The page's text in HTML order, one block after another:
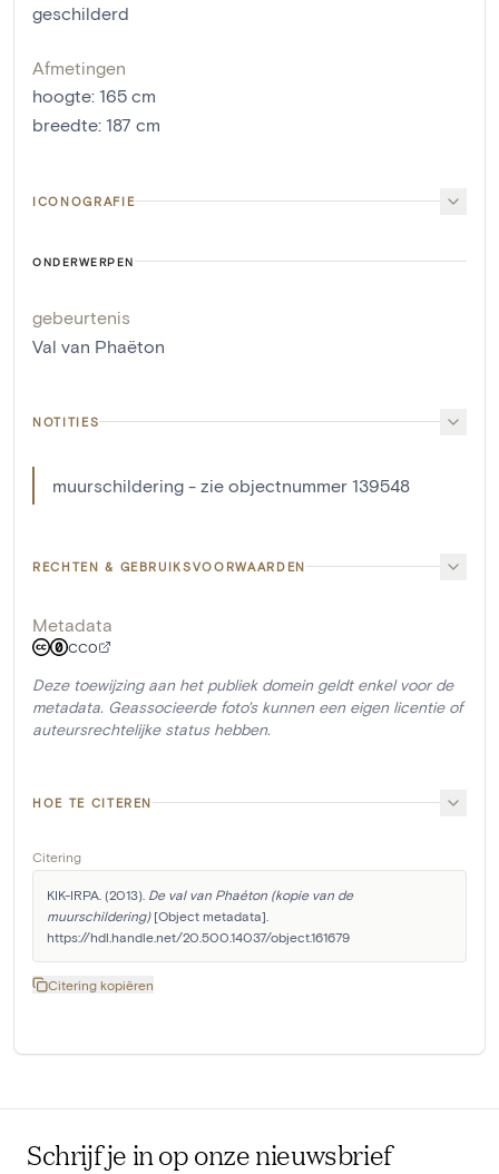
geschilderd
Afmetingen
hoogte: 165 cm
breedte: 187 cm
ICONOGRAFIE
ONDERWERPEN
gebeurtenis
Val van Phaëton
NOTITIES
muurschildering - zie objectnummer 139548
RECHTEN & GEBRUIKSVOORWAARDEN
Metadata
CC0
Deze toewijzing aan het publiek domein geldt enkel voor de
metadata. Geassocieerde foto's kunnen een eigen licentie of
auteursrechtelijke status hebben.
HOE TE CITEREN
Citering
KIK-IRPA. (2013). De val van Phaéton (kopie van de
muurschildering) [Object metadata].
https://hdl.handle.net/20.500.14037/object.161679
Citering kopiëren
Schrijf je in op onze nieuwsbrief